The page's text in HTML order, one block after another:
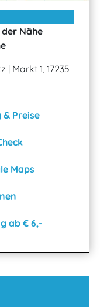
der Nähe
| Markt 1, 17235
Preise
Maps
ab € 6,-